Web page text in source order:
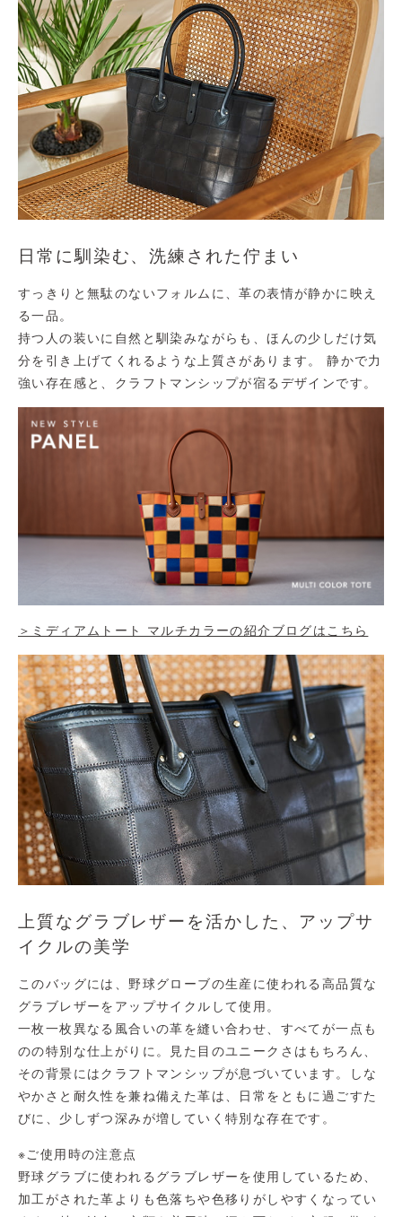
日常に馴染む、洗練された佇まい
すっきりと無駄のないフォルムに、革の表情が静かに映え
る一品。
持つ人の装いに自然と馴染みながらも、ほんの少しだけ気
分を引き上げてくれるような上質さがあります。 静かで力
強い存在感と、クラフトマンシップが宿るデザインです。
＞ミディアムトート マルチカラーの紹介ブログはこちら
上質なグラブレザーを活かした、アップサ
イクルの美学
このバッグには、野球グローブの生産に使われる高品質な
グラブレザーをアップサイクルして使用。
一枚一枚異なる風合いの革を縫い合わせ、すべてが一点も
のの特別な仕上がりに。見た目のユニークさはもちろん、
その背景にはクラフトマンシップが息づいています。しな
やかさと耐久性を兼ね備えた革は、日常をともに過ごすた
びに、少しずつ深みが増していく特別な存在です。
※ご使用時の注意点
野球グラブに使われるグラブレザーを使用しているため、
加工がされた革よりも色落ちや色移りがしやすくなってい